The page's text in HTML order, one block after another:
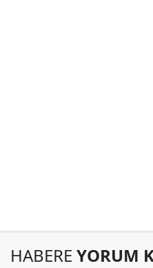
HABERE YORUM